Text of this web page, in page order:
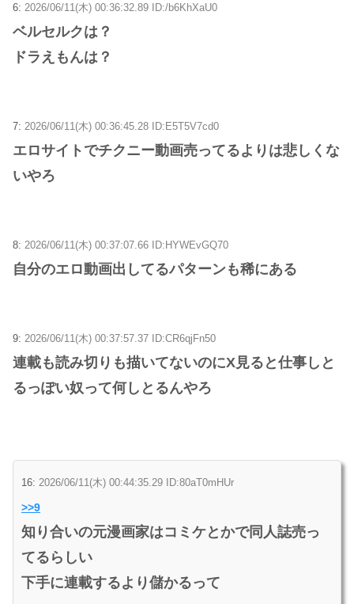
6: 2026/06/11(木) 00:36:32.89 ID:/b6KhXaU0
ベルセルクは？
ドラえもんは？
7: 2026/06/11(木) 00:36:45.28 ID:E5T5V7cd0
エロサイトでチクニー動画売ってるよりは悲しくな
いやろ
8: 2026/06/11(木) 00:37:07.66 ID:HYWEvGQ70
自分のエロ動画出してるパターンも稀にある
9: 2026/06/11(木) 00:37:57.37 ID:CR6qjFn50
連載も読み切りも描いてないのにX見ると仕事しと
るっぽい奴って何しとるんやろ
16: 2026/06/11(木) 00:44:35.29 ID:80aT0mHUr
>>9
知り合いの元漫画家はコミケとかで同人誌売っ
てるらしい
下手に連載するより儲かるって